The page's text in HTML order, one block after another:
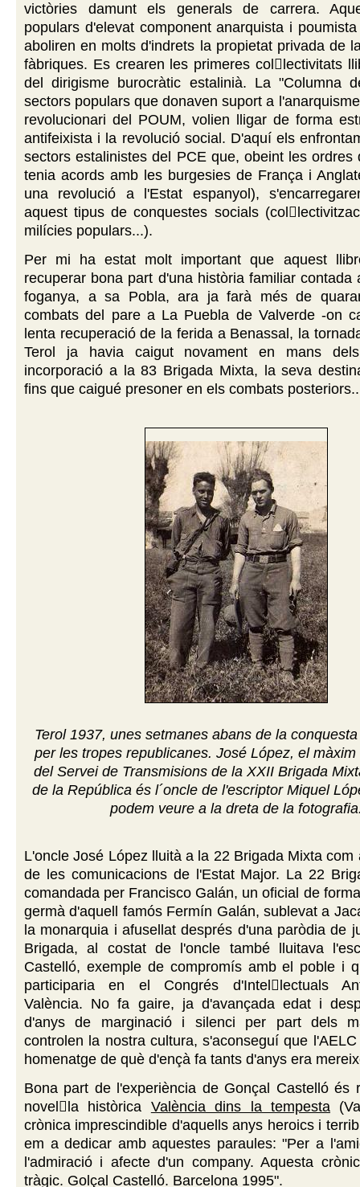
victòries damunt els generals de carrera.
populars d'elevat component anarquista i
aboliren en molts d'indrets la propietat privada de
fàbriques. Es crearen les primeres collectivitats
del dirigisme burocràtic estalinià. La "Columna
sectors populars que donaven suport a
revolucionari del POUM, volien lligar de forma
antifeixista i la revolució social. D'aquí els
sectors estalinistes del PCE que, obeint les ordres
tenia acords amb les burgesies de França i
una revolució a l'Estat espanyol),
aquest tipus de conquestes socials
milícies populars...).
Per mi ha estat molt important que aquest
recuperar bona part d'una història familiar contada
foganya, a sa Pobla, ara ja farà més de
combats del pare a La Puebla de Valverde -on
lenta recuperació de la ferida a Benassal, la
Terol ja havia caigut novament en mans
incorporació a la 83 Brigada Mixta, la seva
fins que caigué presoner en els combats
Terol 1937, unes setmanes abans de la
per les tropes republicanes. José López, el
del Servei de Transmisions de la XXII Brigada
de la República és l´oncle de l'escriptor Miquel
podem veure a la dreta de la
L'oncle José López lluità a la 22 Brigada Mixta com
de les comunicacions de l'Estat Major. La 22
comandada per Francisco Galán, un oficial de
germà d'aquell famós Fermín Galán, sublevat a
la monarquia i afusellat després d'una paròdia de
Brigada, al costat de l'oncle també lluitava
Castelló, exemple de compromís amb el poble i
participaria en el Congrés d'Intellectuals
València. No fa gaire, ja d'avançada edat i
d'anys de marginació i silenci per part dels
controlen la nostra cultura, s'aconseguí que
homenatge de què d'ençà fa tants d'anys era
Bona part de l'experiència de Gonçal Castelló és
novella històrica València dins la tempesta
crònica imprescindible d'aquells anys heroics i
em a dedicar amb aquestes paraules: "Per a
l'admiració i afecte d'un company. Aquesta
tràgic. Golçal Castelló. Barcelona 1995".